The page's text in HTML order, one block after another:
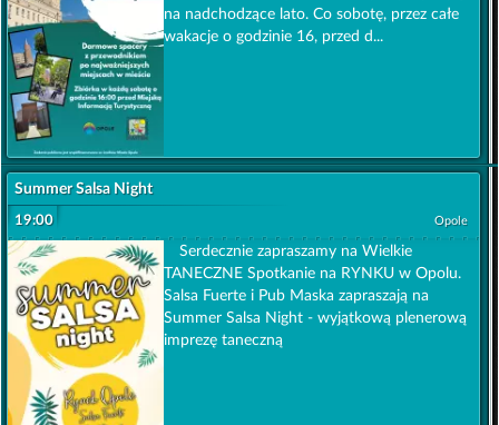
na nadchodzące lato. Co sobotę, przez całe
wakacje o godzinie 16, przed d...
19:00
Summer Salsa Night
Opole
Serdecznie zapraszamy na Wielkie
TANECZNE Spotkanie na RYNKU w Opolu.
Salsa Fuerte i Pub Maska zapraszają na
Summer Salsa Night - wyjątkową plenerową
imprezę taneczną